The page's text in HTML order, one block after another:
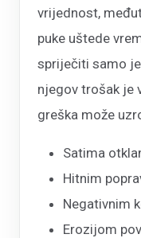
vrijednost,
puke uštede
spriječiti samo
njegov trošak je
greška može
Satima
Hitnim
Negativnim
Erozijom